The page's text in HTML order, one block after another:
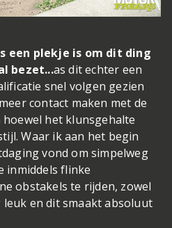
een plekje is om dit ding
bezet...as dit echter een
snel volgen gezien
contact maken met de
hoewel het klunsgehalte
Waar ik aan het begin
vond om simpelweg
inmiddels flinke
obstakels te rijden, zowel
leuk en dit smaakt absoluut